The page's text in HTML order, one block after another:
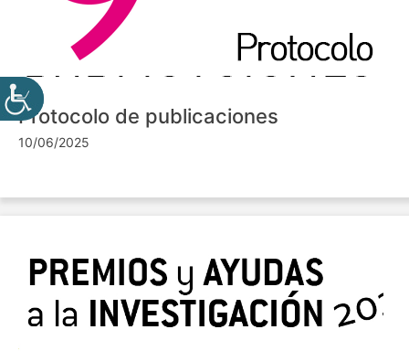
Protocolo de publicaciones
10/06/2025